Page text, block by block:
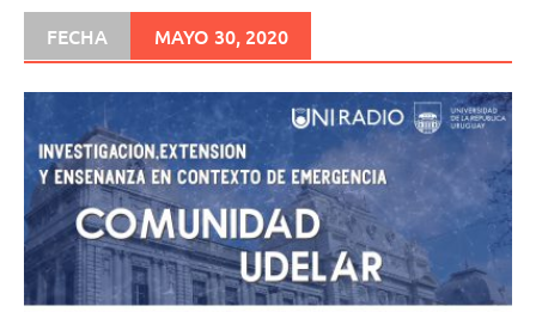
FECHA MAYO 30, 2020